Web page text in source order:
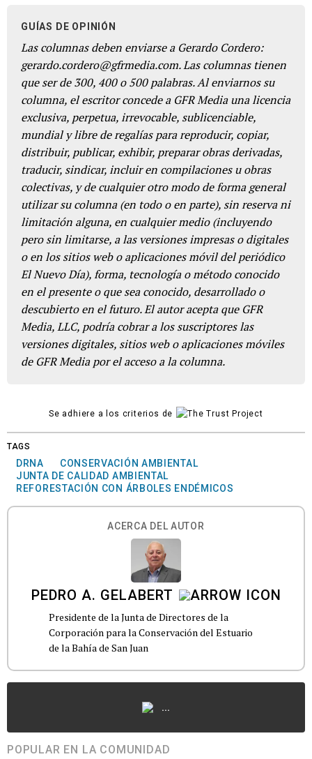
GUÍAS DE OPINIÓN
Las columnas deben enviarse a Gerardo Cordero:
gerardo.cordero@gfrmedia.com. Las columnas tienen
que ser de 300, 400 o 500 palabras. Al enviarnos su
columna, el escritor concede a GFR Media una licencia
exclusiva, perpetua, irrevocable, sublicenciable,
mundial y libre de regalías para reproducir, copiar,
distribuir, publicar, exhibir, preparar obras derivadas,
traducir, sindicar, incluir en compilaciones u obras
colectivas, y de cualquier otro modo de forma general
utilizar su columna (en todo o en parte), sin reserva ni
limitación alguna, en cualquier medio (incluyendo
pero sin limitarse, a las versiones impresas o digitales
o en los sitios web o aplicaciones móvil del periódico
El Nuevo Día), forma, tecnología o método conocido
en el presente o que sea conocido, desarrollado o
descubierto en el futuro. El autor acepta que GFR
Media, LLC, podría cobrar a los suscriptores las
versiones digitales, sitios web o aplicaciones móviles
de GFR Media por el acceso a la columna.
Se adhiere a los criterios de
TAGS
DRNA
CONSERVACIÓN AMBIENTAL
JUNTA DE CALIDAD AMBIENTAL
REFORESTACIÓN CON ÁRBOLES ENDÉMICOS
ACERCA DEL AUTOR
PEDRO A. GELABERT
Presidente de la Junta de Directores de la
Corporación para la Conservación del Estuario
de la Bahía de San Juan
...
POPULAR EN LA COMUNIDAD